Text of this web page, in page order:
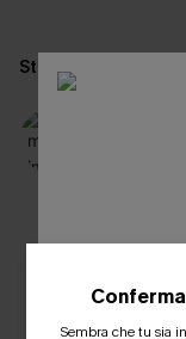
Statistiche del
Vi
Sembra che tu sia in